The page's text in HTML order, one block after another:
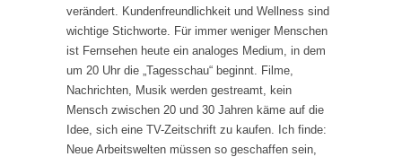
verändert. Kundenfreundlichkeit und Wellness sind
wichtige Stichworte. Für immer weniger Menschen
ist Fernsehen heute ein analoges Medium, in dem
um 20 Uhr die „Tagesschau“ beginnt. Filme,
Nachrichten, Musik werden gestreamt, kein
Mensch zwischen 20 und 30 Jahren käme auf die
Idee, sich eine TV-Zeitschrift zu kaufen. Ich finde:
Neue Arbeitswelten müssen so geschaffen sein,